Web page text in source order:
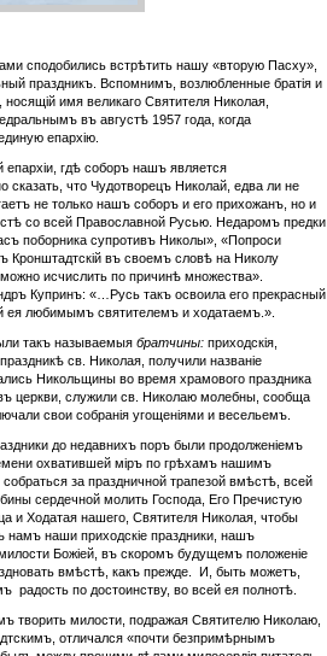
сподобились встрѣтить нашу «вторую Пасху»,
праздникъ. Вспомнимъ, возлюбленные братія и
имя великаго Святителя Николая,
въ августѣ 1957 года, когда
епархію.
гдѣ соборъ нашъ является
что Чудотворецъ Николай, едва ли не
не только нашъ соборъ и его прихожанъ, но и
со всей Православной Русью. Недаромъ предки
поборника супротивъ Николы», «Попроси
Кронштадтскій въ своемъ словѣ на Николу
исчислить по причинѣ множества».
Купринъ: «…Русь такъ освоила его прекрасный
ея любимымъ святителемъ и ходатаемъ.».
такъ называемыя братчины: приходскія,
св. Николая, получили названіе
Никольщины во время храмового праздника
церкви, служили св. Николаю молебны, сообща
свои собранія угощеніями и весельемъ.
до недавнихъ поръ были продолженіемъ
охватившей міръ по грѣхамъ нашимъ
за праздничной трапезой вмѣстѣ, всей
сердечной молить Господа, Его Пречистую
и Ходатая нашего, Святителя Николая, чтобы
намъ наши приходскіе праздники, нашъ
Божіей, въ скоромъ будущемъ положеніе
вмѣстѣ, какъ прежде. И, быть можетъ,
по достоинству, во всей ея полнотѣ.
творить милости, подражая Святителю Николаю,
отличался «почти безпримѣрнымъ